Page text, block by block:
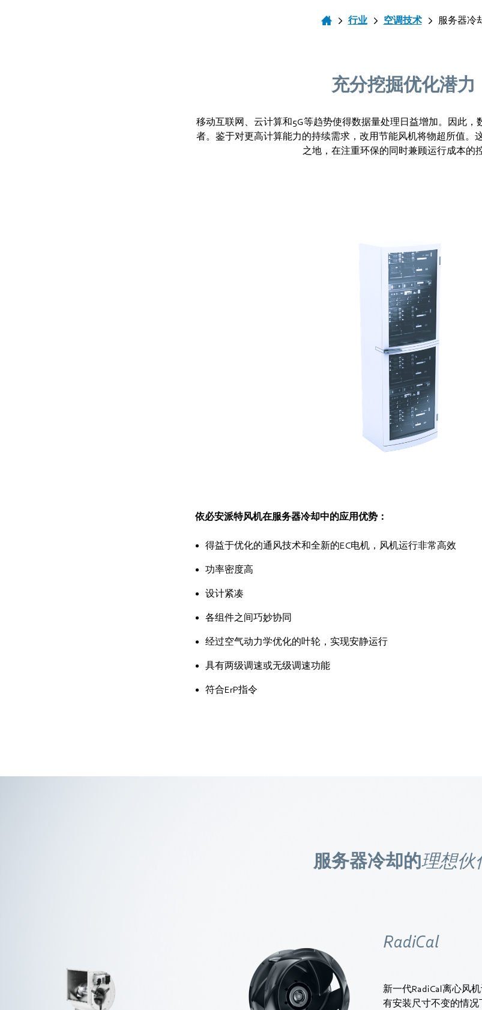
行业 空调技术 服务器冷
充分挖掘优化潜力
移动互联网、云计算和5G等趋势使得数据量处理日益增加。因此，
者。鉴于对更高计算能力的持续需求，改用节能风机将物超所值。
之地，在注重环保的同时兼顾运行成本的
依必安派特风机在服务器冷却中的应用优势：
得益于优化的通风技术和全新的EC电机，风机运行非常高效
功率密度高
设计紧凑
各组件之间巧妙协同
经过空气动力学优化的叶轮，实现安静运行
具有两级调速或无级调速功能
符合ErP指令
服务器冷却的理想伙
RadiCal
新一代RadiCal离心风
有安装尺寸不变的情